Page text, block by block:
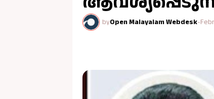
byOpen Malayalam Webdesk-